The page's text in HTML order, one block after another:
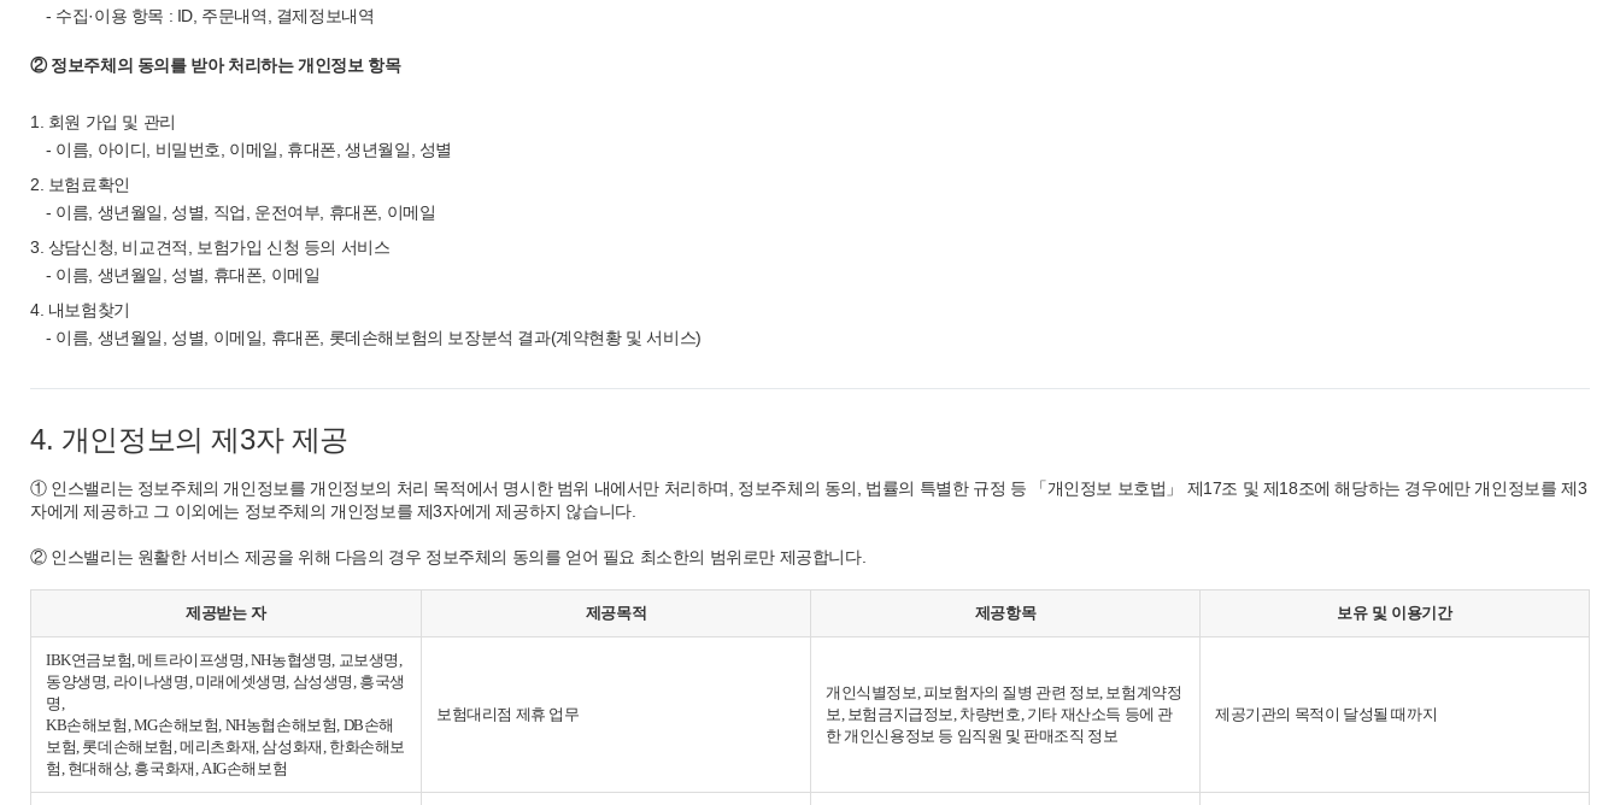
- 수집·이용 항목 : ID, 주문내역, 결제정보내역
② 정보주체의 동의를 받아 처리하는 개인정보 항목
1. 회원 가입 및 관리
- 이름, 아이디, 비밀번호, 이메일, 휴대폰, 생년월일, 성별
2. 보험료확인
- 이름, 생년월일, 성별, 직업, 운전여부, 휴대폰, 이메일
3. 상담신청, 비교견적, 보험가입 신청 등의 서비스
- 이름, 생년월일, 성별, 휴대폰, 이메일
4. 내보험찾기
- 이름, 생년월일, 성별, 이메일, 휴대폰, 롯데손해보험의 보장분석 결과(계약현황 및 서비스)
4. 개인정보의 제3자 제공
① 인스밸리는 정보주체의 개인정보를 개인정보의 처리 목적에서 명시한 범위 내에서만 처리하며, 정보주체의 동의, 법률의 특별한 규정 등 「개인정보 보호법」 제17조 및 제18조에 해당하는 경우에만 개인정보를 제3
자에게 제공하고 그 이외에는 정보주체의 개인정보를 제3자에게 제공하지 않습니다.
② 인스밸리는 원활한 서비스 제공을 위해 다음의 경우 정보주체의 동의를 얻어 필요 최소한의 범위로만 제공합니다.
제공받는 자 제공목적 제공항목 보유 및 이용기간
IBK연금보험, 메트라이프생명, NH농협생명, 교보생명,
동양생명, 라이나생명, 미래에셋생명, 삼성생명, 흥국생
명,
KB손해보험, MG손해보험, NH농협손해보험, DB손해
보험, 롯데손해보험, 메리츠화재, 삼성화재, 한화손해보
험, 현대해상, 흥국화재, AIG손해보험
보험대리점 제휴 업무
개인식별정보, 피보험자의 질병 관련 정보, 보험계약정
보, 보험금지급정보, 차량번호, 기타 재산소득 등에 관
한 개인신용정보 등 임직원 및 판매조직 정보
제공기관의 목적이 달성될 때까지